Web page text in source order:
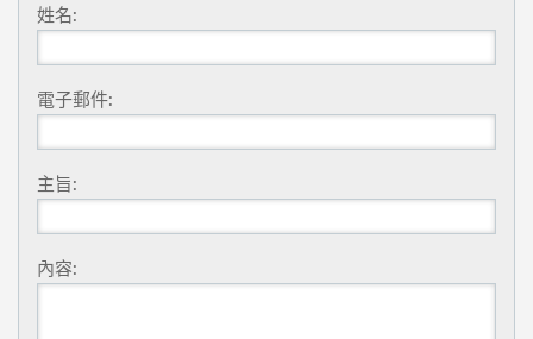
姓名:
電子郵件:
主旨:
內容: